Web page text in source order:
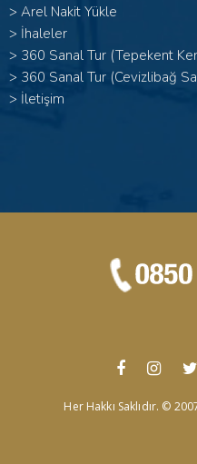
> Arel Nakit Yükle
> İhaleler
> 360 Sanal Tur (Tepekent
> 360 Sanal Tur (Cevizlibağ
> İletişim
Her Hakkı Saklıdır. ©